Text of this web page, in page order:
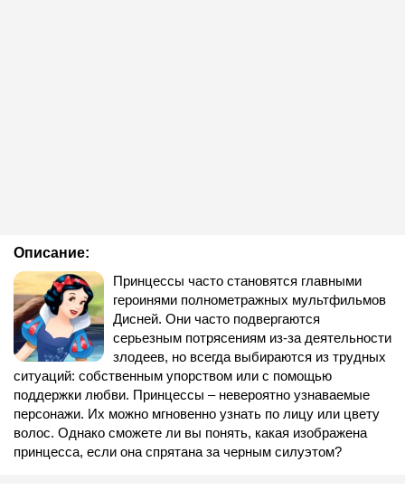
Описание:
Принцессы часто становятся главными
героинями полнометражных мультфильмов
Дисней. Они часто подвергаются
серьезным потрясениям из-за деятельности
злодеев, но всегда выбираются из трудных
ситуаций: собственным упорством или с помощью
поддержки любви. Принцессы – невероятно узнаваемые
персонажи. Их можно мгновенно узнать по лицу или цвету
волос. Однако сможете ли вы понять, какая изображена
принцесса, если она спрятана за черным силуэтом?